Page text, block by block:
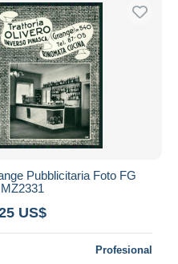
Pubblicitaria Foto FG
US$
Profesional